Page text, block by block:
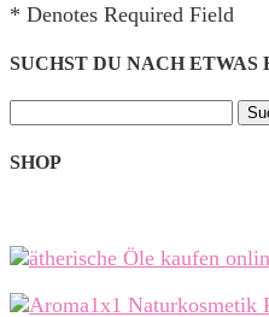
* Denotes Required Field
SUCHST DU NACH ETWAS
nach:
SHOP